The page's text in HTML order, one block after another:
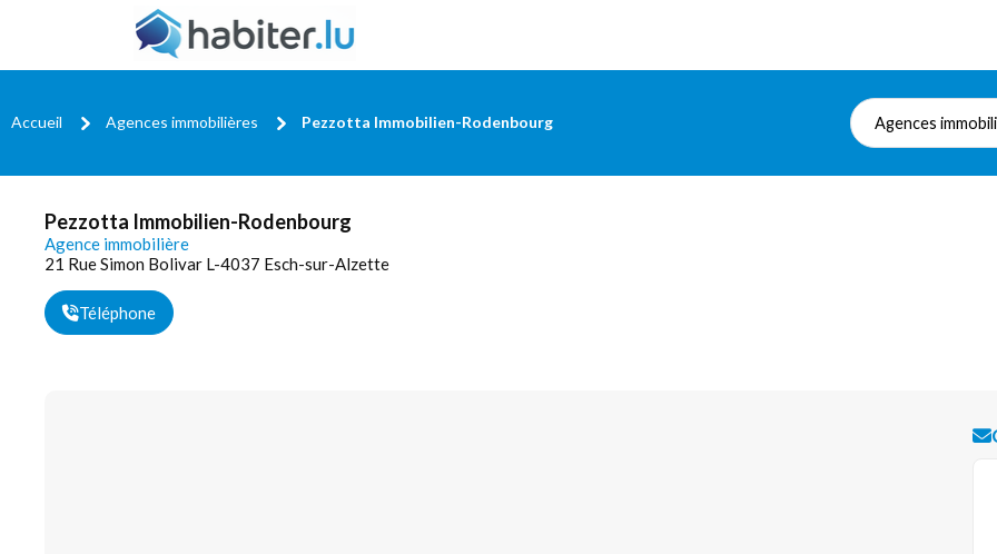
Accueil Agences immobilières Pezzotta Immobilien-Rodenbourg Agences
Pezzotta Immobilien-Rodenbourg
Agence immobilière
21 Rue Simon Bolivar L-4037 Esch-sur-Alzette
Téléphone